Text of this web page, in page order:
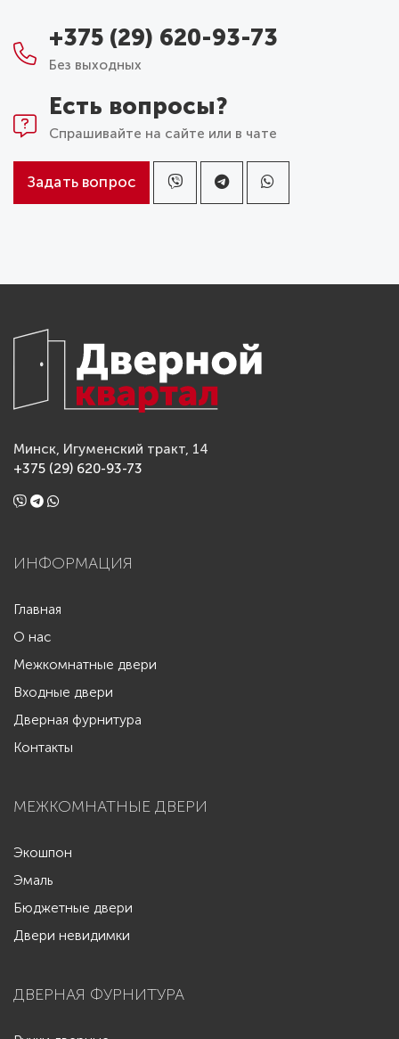
+375 (29) 620-93-73
Без выходных
Есть вопросы?
Спрашивайте на сайте или в чате
Задать вопрос
Минск, Игуменский тракт, 14
+375 (29) 620-93-73
ИНФОРМАЦИЯ
Главная
О нас
Межкомнатные двери
Входные двери
Дверная фурнитура
Контакты
МЕЖКОМНАТНЫЕ ДВЕРИ
Экошпон
Эмаль
Бюджетные двери
Двери невидимки
ДВЕРНАЯ ФУРНИТУРА